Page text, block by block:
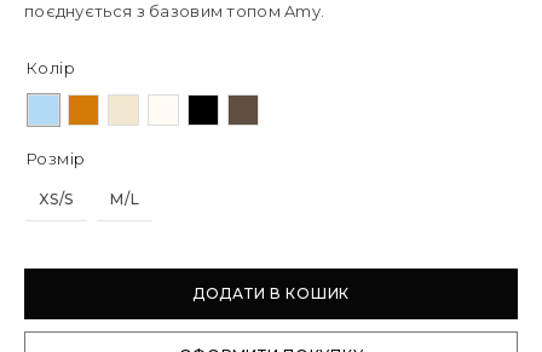
поєднується з базовим топом Amy.
Колір
Розмір
XS/S M/L
ДОДАТИ В КОШИК